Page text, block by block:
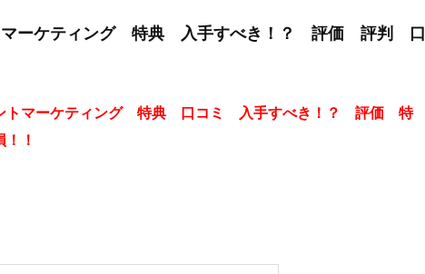
マーケティング 特典 入手すべき！？ 評価 評判 口
トマーケティング 特典 口コミ 入手すべき！？ 評価 特
！